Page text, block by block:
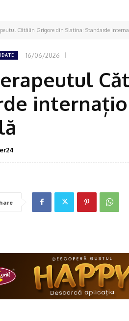
Cătălin Grigore din Slatina: Standarde
16/06/2026